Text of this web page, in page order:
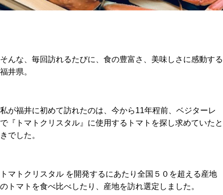
そんな、毎回訪れるたびに、食の豊富さ、美味しさに感動する
福井県。
私が福井に初めて訪れたのは、今から11年程前、ベジターレ
で『トマトクリスタル』に使用するトマトを探し求めていたと
きでした。
トマトクリスタル を開発するにあたり全国５０を超える産地
のトマトを食べ比べしたり、産地を訪れ選定しました。